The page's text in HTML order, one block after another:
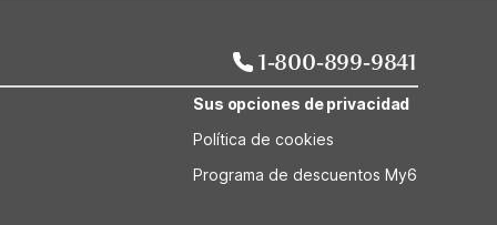
1-800-899-9841
Sus opciones de privacidad
Política de cookies
Programa de descuentos My6